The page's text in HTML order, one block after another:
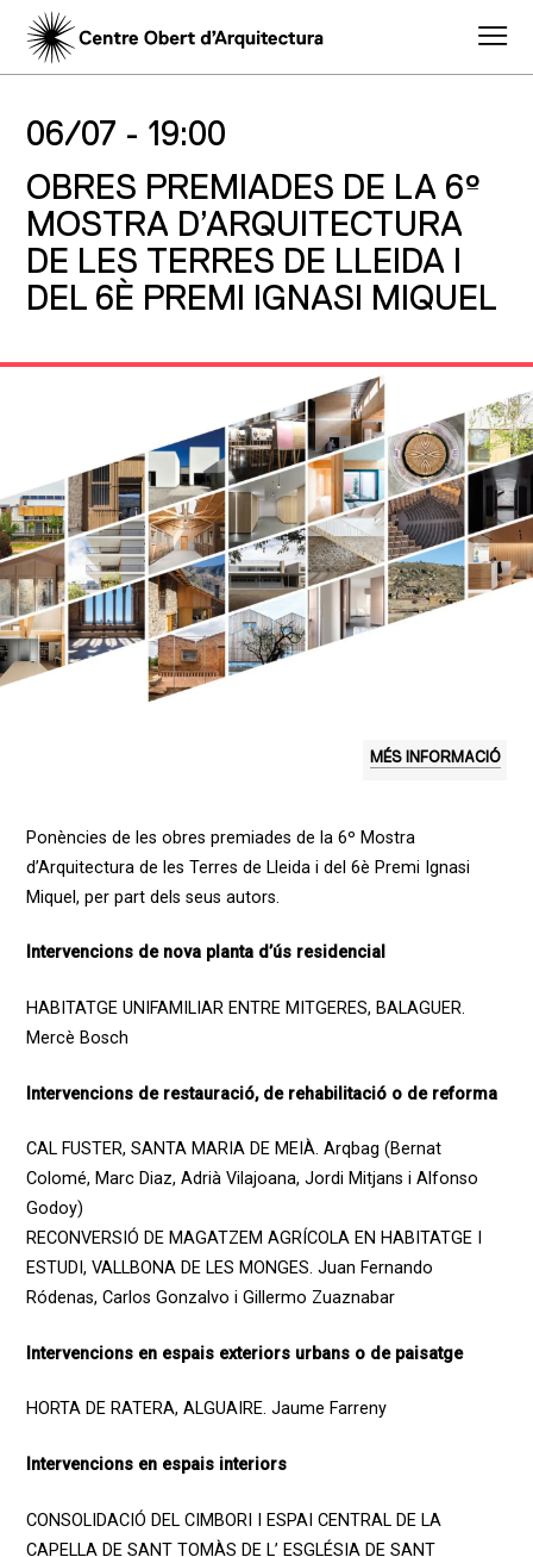
06/07 - 19:00
OBRES PREMIADES DE LA 6º
MOSTRA D’ARQUITECTURA
DE LES TERRES DE LLEIDA I
DEL 6È PREMI IGNASI MIQUEL
MÉS INFORMACIÓ
Ponències de les obres premiades de la 6º Mostra
d’Arquitectura de les Terres de Lleida i del 6è Premi Ignasi
Miquel, per part dels seus autors.
Intervencions de nova planta d’ús residencial
HABITATGE UNIFAMILIAR ENTRE MITGERES, BALAGUER.
Mercè Bosch
Intervencions de restauració, de rehabilitació o de reforma
CAL FUSTER, SANTA MARIA DE MEIÀ. Arqbag (Bernat
Colomé, Marc Diaz, Adrià Vilajoana, Jordi Mitjans i Alfonso
Godoy)
RECONVERSIÓ DE MAGATZEM AGRÍCOLA EN HABITATGE I
ESTUDI, VALLBONA DE LES MONGES. Juan Fernando
Ródenas, Carlos Gonzalvo i Gillermo Zuaznabar
Intervencions en espais exteriors urbans o de paisatge
HORTA DE RATERA, ALGUAIRE. Jaume Farreny
Intervencions en espais interiors
CONSOLIDACIÓ DEL CIMBORI I ESPAI CENTRAL DE LA
CAPELLA DE SANT TOMÀS DE L’ ESGLÉSIA DE SANT